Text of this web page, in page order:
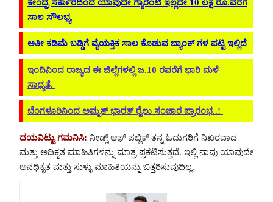
ಕೇಂದ್ರ ಸರ್ಕಾರದಿಂದ ಯಾವುದೇ ಗ್ಯಾರಂಟಿ ಇಲ್ಲದೇ 10 ಲಕ್ಷ ರೂ.ವರೆಗೆ
ಸಾಲ ಸೌಲಭ್ಯ
ಅತೀ ಕಡಿಮೆ ಬಡ್ಡಿಗೆ ವೈಯಕ್ತಿಕ ಸಾಲ ಕೊಡುವ ಬ್ಯಾಂಕ್ ಗಳ ಪಟ್ಟಿ ಇಲ್ಲಿದೆ
ಇಂದಿನಿಂದ ರಾಜ್ಯದ ಈ ಜಿಲ್ಲೆಗಳಲ್ಲಿ ಜ.10 ರವರೆಗೆ ಭಾರಿ ಮಳೆ
ಸಾಧ್ಯತೆ.
ಬೆಂಗಳೂರಿನಿಂದ ಅಮೃತ್ ಭಾರತ್ ರೈಲು ಸಂಚಾರ ಪ್ರಾರಂಭ..!
ದಯವಿಟ್ಟು ಗಮನಿಸಿ: ನೀಡ್ಸ್ ಆಫ್ ಪಬ್ಲಿಕ್ ತನ್ನ ಓದುಗರಿಗೆ ನಿಖರವಾದ
ಮತ್ತು ಅಧಿಕೃತ ಮಾಹಿತಿಗಳನ್ನು ಮಾತ್ರ ಪ್ರಕಟಿಸುತ್ತದೆ. ಇಲ್ಲಿ ನಾವು ಯಾವುದೇ
ಅನಧಿಕೃತ ಮತ್ತು ಸುಳ್ಳು ಮಾಹಿತಿಯನ್ನು ಬಿತ್ತರಿಸುವುದಿಲ್ಲ.